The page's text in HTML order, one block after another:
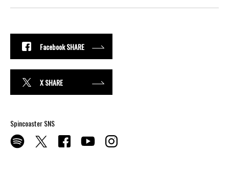
Facebook SHARE
X SHARE
Spincoaster SNS